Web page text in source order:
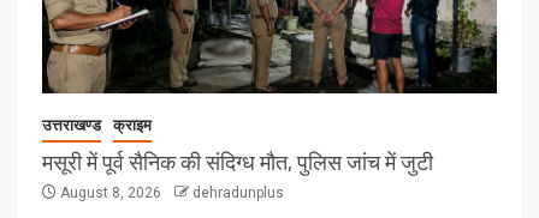
उत्तराखण्ड क्राइम
मसूरी में पूर्व सैनिक की संदिग्ध मौत, पुलिस जांच में जुटी
August 8, 2026 dehradunplus